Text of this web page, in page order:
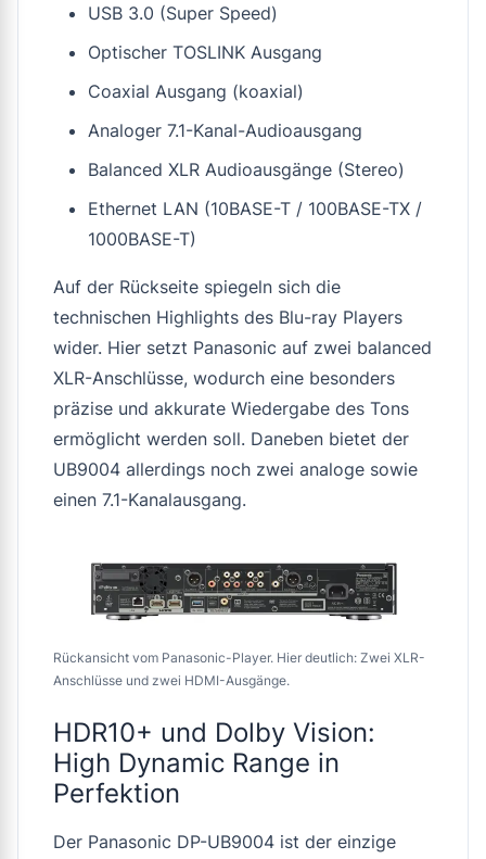
USB 3.0 (Super Speed)
Optischer TOSLINK Ausgang
Coaxial Ausgang (koaxial)
Analoger 7.1-Kanal-Audioausgang
Balanced XLR Audioausgänge (Stereo)
Ethernet LAN (10BASE-T / 100BASE-TX /
1000BASE-T)
Auf der Rückseite spiegeln sich die
technischen Highlights des Blu-ray Players
wider. Hier setzt Panasonic auf zwei balanced
XLR-Anschlüsse, wodurch eine besonders
präzise und akkurate Wiedergabe des Tons
ermöglicht werden soll. Daneben bietet der
UB9004 allerdings noch zwei analoge sowie
einen 7.1-Kanalausgang.
Rückansicht vom Panasonic-Player. Hier deutlich: Zwei XLR-
Anschlüsse und zwei HDMI-Ausgänge.
HDR10+ und Dolby Vision:
High Dynamic Range in
Perfektion
Der Panasonic DP-UB9004 ist der einzige